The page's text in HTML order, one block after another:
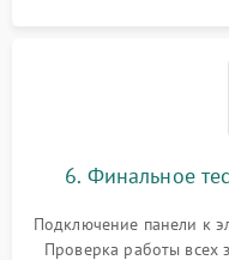
6. Финальное
Подключение панели к
Проверка работы всех